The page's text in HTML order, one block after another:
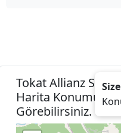
Tokat Allianz
Harita
Görebilirsiniz.